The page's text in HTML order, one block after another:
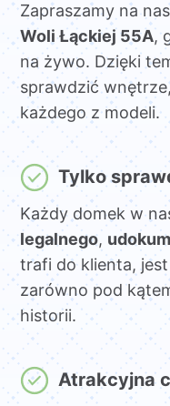
Zapraszamy na
Woli Łąckiej 55A,
na żywo. Dzięki
sprawdzić
każdego z modeli.
Tylko
Każdy domek w
legalnego,
trafi do klienta,
zarówno pod
historii.
Atrakcyjna